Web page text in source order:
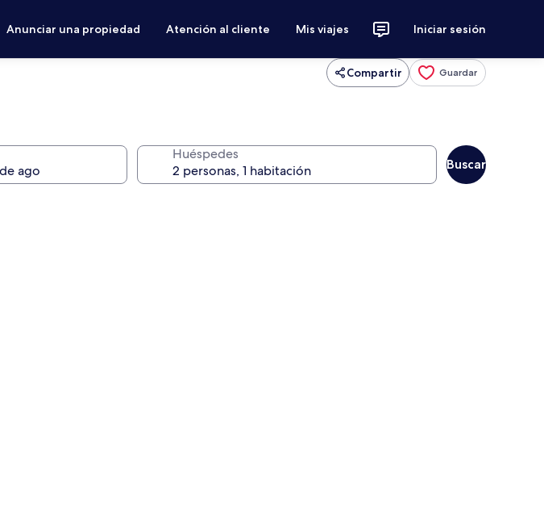
Anunciar una propiedad Atención al cliente Mis viajes Iniciar sesión
Compartir Guardar
Huéspedes
Buscar